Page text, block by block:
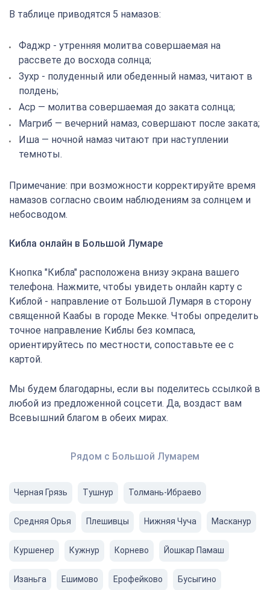
В таблице приводятся 5 намазов:
Фаджр - утренняя молитва совершаемая на
рассвете до восхода солнца;
Зухр - полуденный или обеденный намаз, читают в
полдень;
Аср — молитва совершаемая до заката солнца;
Магриб — вечерний намаз, совершают после заката;
Иша — ночной намаз читают при наступлении
темноты.
Примечание: при возможности корректируйте время
намазов согласно своим наблюдениям за солнцем и
небосводом.
Кибла онлайн в Большой Лумаре
Кнопка "Кибла" расположена внизу экрана вашего
телефона. Нажмите, чтобы увидеть онлайн карту с
Киблой - направление от Большой Лумаря в сторону
священной Каабы в городе Мекке. Чтобы определить
точное направление Киблы без компаса,
ориентируйтесь по местности, сопоставьте ее с
картой.
Мы будем благодарны, если вы поделитесь ссылкой в
любой из предложенной соцсети. Да, воздаст вам
Всевышний благом в обеих мирах.
Рядом с Большой Лумарем
Черная Грязь Тушнур Толмань-Ибраево
Средняя Орья Плешивцы Нижняя Чуча Масканур
Куршенер Кужнур Корнево Йошкар Памаш
Изаньга Ешимово Ерофейково Бусыгино